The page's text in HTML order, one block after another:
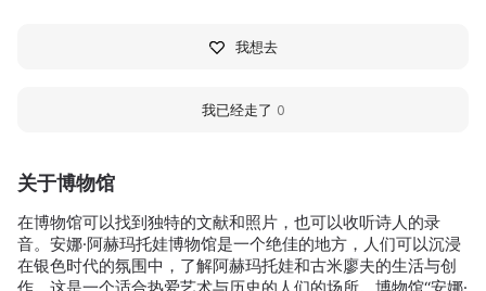
关于博物馆
在博物馆可以找到独特的文献和照片，也可以收听诗人的录
音。安娜·阿赫玛托娃博物馆是一个绝佳的地方，人们可以沉浸
在银色时代的氛围中，了解阿赫玛托娃和古米廖夫的生活与创
我想去
我已经走了 0